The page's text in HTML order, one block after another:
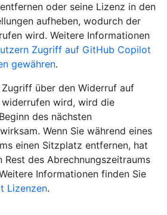
oder seine Lizenz in den
aufheben, wodurch der
wird. Weitere Informationen
Zugriff auf GitHub Copilot
gewähren.
Zugriff über den Widerruf auf
widerrufen wird, wird die
des nächsten
Wenn Sie während eines
einen Sitzplatz entfernen, hat
Rest des Abrechnungszeitraums
Informationen finden Sie
Lizenzen.